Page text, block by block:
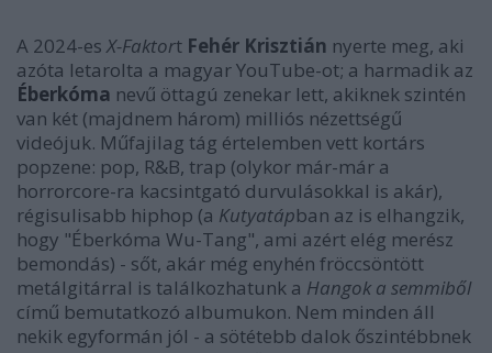
A 2024-esX-Faktort Fehér Krisztián nyerte meg, aki
azóta letarolta a magyar YouTube-ot; a harmadik az
Éberkóma nevű öttagú zenekar lett, akiknek szintén
van két (majdnem három) milliós nézettségű
videójuk. Műfajilag tág értelemben vett kortárs
popzene: pop, R&B, trap (olykor már-már a
horrorcore-ra kacsintgató durvulásokkal is akár),
régisulisabb hiphop (a Kutyatápban az is elhangzik,
hogy "Éberkóma Wu-Tang", ami azért elég merész
bemondás) - sőt, akár még enyhén fröccsöntött
metálgitárral is találkozhatunk a Hangok a semmiből
című bemutatkozó albumukon. Nem minden áll
nekik egyformán jól - a sötétebb dalok őszintébbnek